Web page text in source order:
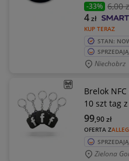
-33% 6,00
KUP TERAZ
4zł
STAN:
Niechobrz
Brelok
10 szt tag
OFERTA Z
99,90zł
Zielona